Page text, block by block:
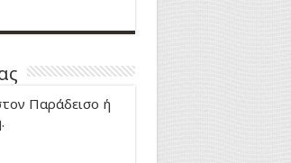
Παράδεισο ή